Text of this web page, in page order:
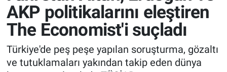
AKP politikalarını eleştiren
The Economist'i suçladı
Türkiye'de peş peşe yapılan soruşturma, gözaltı
ve tutuklamaları yakından takip eden dünya
Bilim ve Teknoloji Evreni
Doğa Konuşuyor
Dünya
Teknoloji
Sağlık
Spor
Süper Lig Puan Durumu ve Fikstür
Tüm Manşetler
Son Dakika Haberleri